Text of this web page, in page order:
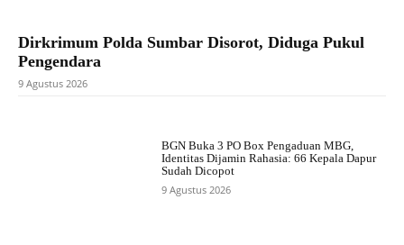
Dirkrimum Polda Sumbar Disorot, Diduga Pukul
Pengendara
9 Agustus 2026
BGN Buka 3 PO Box Pengaduan MBG,
Identitas Dijamin Rahasia: 66 Kepala Dapur
Sudah Dicopot
9 Agustus 2026